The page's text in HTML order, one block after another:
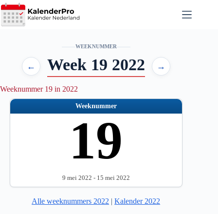
Ga
naar
de
WEEKNUMMER
← Week 19 2022 →
Weeknummer 19 in 2022
Weeknummer
19
9 mei 2022 - 15 mei 2022
Alle weeknummers 2022 |Kalender 2022